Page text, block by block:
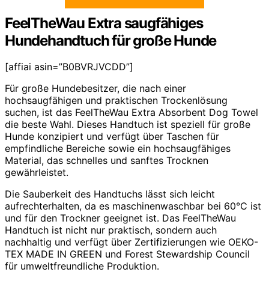
FeelTheWau Extra saugfähiges
Hundehandtuch für große Hunde
[affiai asin=”B0BVRJVCDD”]
Für große Hundebesitzer, die nach einer
hochsaugfähigen und praktischen Trockenlösung
suchen, ist das FeelTheWau Extra Absorbent Dog Towel
die beste Wahl. Dieses Handtuch ist speziell für große
Hunde konzipiert und verfügt über Taschen für
empfindliche Bereiche sowie ein hochsaugfähiges
Material, das schnelles und sanftes Trocknen
gewährleistet.
Die Sauberkeit des Handtuchs lässt sich leicht
aufrechterhalten, da es maschinenwaschbar bei 60°C ist
und für den Trockner geeignet ist. Das FeelTheWau
Handtuch ist nicht nur praktisch, sondern auch
nachhaltig und verfügt über Zertifizierungen wie OEKO-
TEX MADE IN GREEN und Forest Stewardship Council
für umweltfreundliche Produktion.